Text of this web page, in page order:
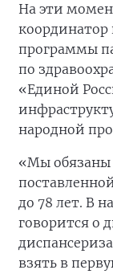
На эти
координатор
программы
по
«Единой
народной
«Мы обязаны
до 78 лет. В
говорится о
взять в